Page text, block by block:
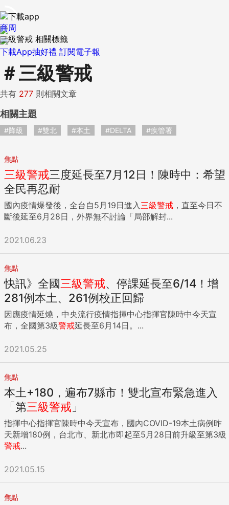
下載App抽好禮 訂閱電子報
商周
三級警戒 相關標籤
＃三級警戒
共有 277 則相關文章
相關主題
#降級 #雙北 #本土 #DELTA #疾管署
焦點
三級警戒三度延長至7月12日！陳時中：希望
全民再忍耐
國內疫情爆發後，全台自5月19日進入 三級警戒 ，直至今日不
斷後延至6月28日，外界無不討論「局部解封...
2021.06.23
焦點
快訊》全國三級警戒、停課延長至6/14！增
281例本土、261例校正回歸
因應疫情延燒，中央流行疫情指揮中心指揮官陳時中今天宣
布，全國第3級警戒延長至6月14日。...
2021.05.25
焦點
本土+180，遍布7縣市！雙北宣布緊急進入
「第三級警戒 」
指揮中心指揮官陳時中今天宣布，國內COVID-19本土病例昨
天新增180例，台北市、新北市即起至5月28日前升級至第3級
警戒...
2021.05.15
焦點